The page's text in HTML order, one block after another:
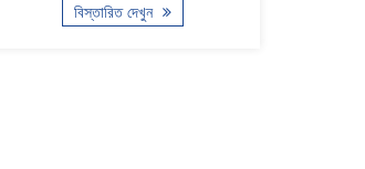
বিস্তারিত দেখুন